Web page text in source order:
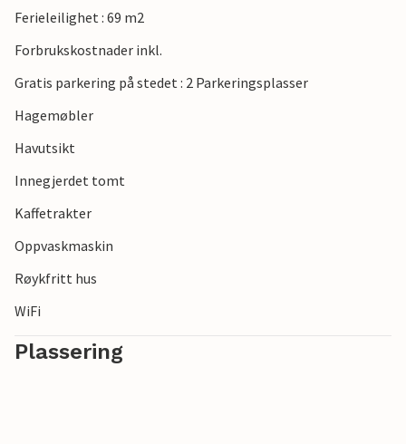
Ferieleilighet : 69 m2
Forbrukskostnader inkl.
Gratis parkering på stedet : 2 Parkeringsplasser
Hagemøbler
Havutsikt
Innegjerdet tomt
Kaffetrakter
Oppvaskmaskin
Røykfritt hus
WiFi
Plassering